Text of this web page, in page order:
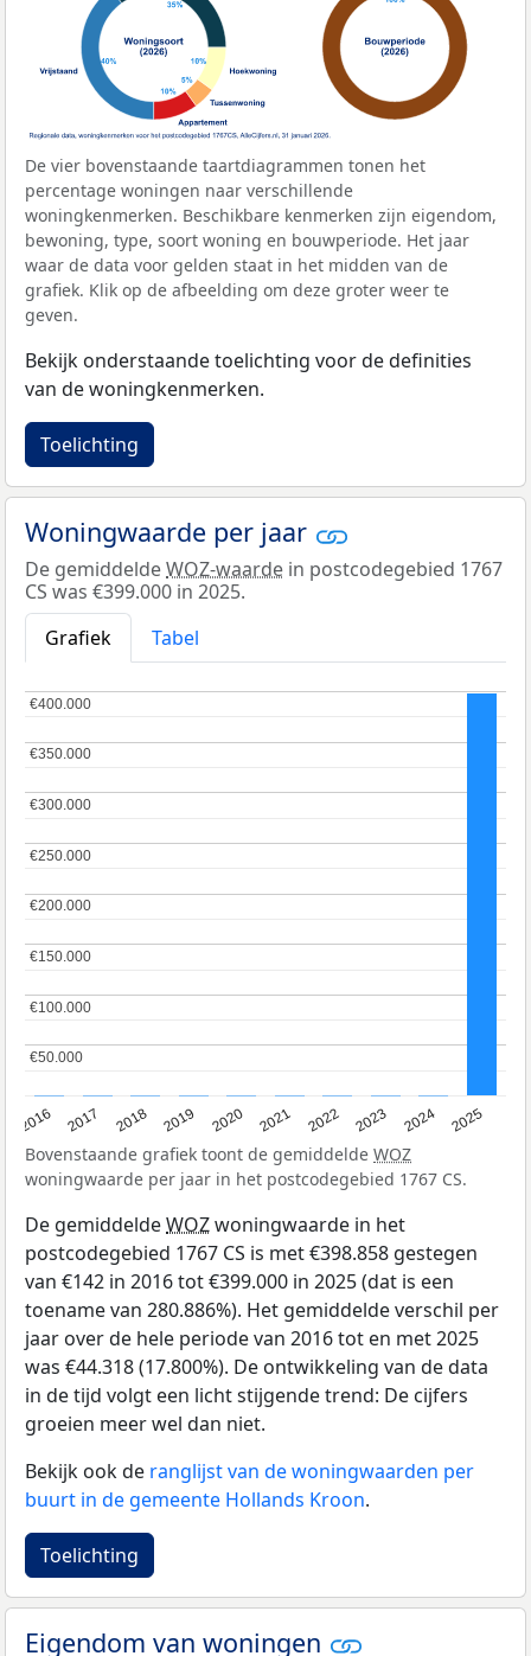
De vier bovenstaande taartdiagrammen tonen het
percentage woningen naar verschillende
woningkenmerken. Beschikbare kenmerken zijn eigendom,
bewoning, type, soort woning en bouwperiode. Het jaar
waar de data voor gelden staat in het midden van de
grafiek. Klik op de afbeelding om deze groter weer te
geven.
Bekijk onderstaande toelichting voor de definities
van de woningkenmerken.
Toelichting
Woningwaarde per jaar
De gemiddeldeWOZ-waarde in postcodegebied 1767
CS was €399.000 in 2025.
Grafiek
Tabel
2016 2017 2018 2019 2020 2021 2022 2023 2024 2025
€50.000
€50.000
€100.000
€100.000
€150.000
€150.000
€200.000
€200.000
€250.000
€250.000
€300.000
€300.000
€350.000
€350.000
€400.000
€400.000
Bovenstaande grafiek toont de gemiddelde WOZ
woningwaarde per jaar in het postcodegebied 1767 CS.
De gemiddeldeWOZwoningwaarde in het
postcodegebied 1767 CS is met €398.858 gestegen
van €142 in 2016 tot €399.000 in 2025 (dat is een
toename van 280.886%). Het gemiddelde verschil per
jaar over de hele periode van 2016 tot en met 2025
was €44.318 (17.800%). De ontwikkeling van de data
in de tijd volgt een licht stijgende trend: De cijfers
groeien meer wel dan niet.
Bekijk ook de ranglijst van de woningwaarden per
buurt in de gemeente Hollands Kroon.
Toelichting
Eigendom van woningen